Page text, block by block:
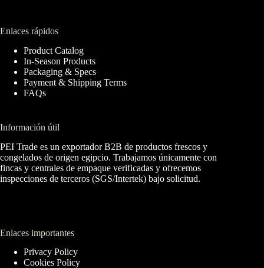
Enlaces rápidos
Product Catalog
In-Season Products
Packaging & Specs
Payment & Shipping Terms
FAQs
Información útil
PEI Trade es un exportador B2B de productos frescos y
congelados de origen egipcio. Trabajamos únicamente con
fincas y centrales de empaque verificadas y ofrecemos
inspecciones de terceros (SGS/Intertek) bajo solicitud.
Enlaces importantes
Privacy Policy
Cookies Policy